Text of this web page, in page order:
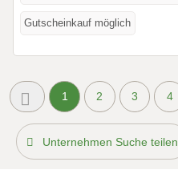
Gutscheinkauf möglich
1 2 3 4
Unternehmen Suche teilen